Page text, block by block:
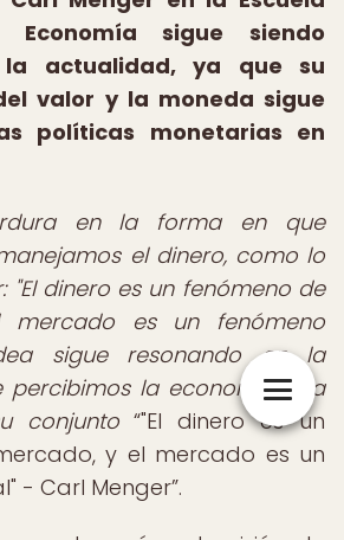
Economía sigue siendo
actualidad, ya que su
valor y la moneda sigue
políticas monetarias en
en la forma en que
el dinero, como lo
"El dinero es un fenómeno de
mercado es un fenómeno
sigue resonando en la
percibimos la economía y la
conjunto
"El dinero es un
y el mercado es un
- Carl Menger .